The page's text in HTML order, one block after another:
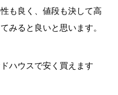
も良く、値段も決して高
みると良いと思います。
ハウスで安く買えます